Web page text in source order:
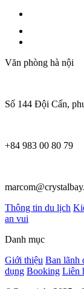
Văn phòng hà nội
Số 144 Đội Cấn,
+84 983 00 80 79
Thông tin du lịch
an vui
Danh mục
Giới thiệu Ban lãnh
dụng Booking Liên